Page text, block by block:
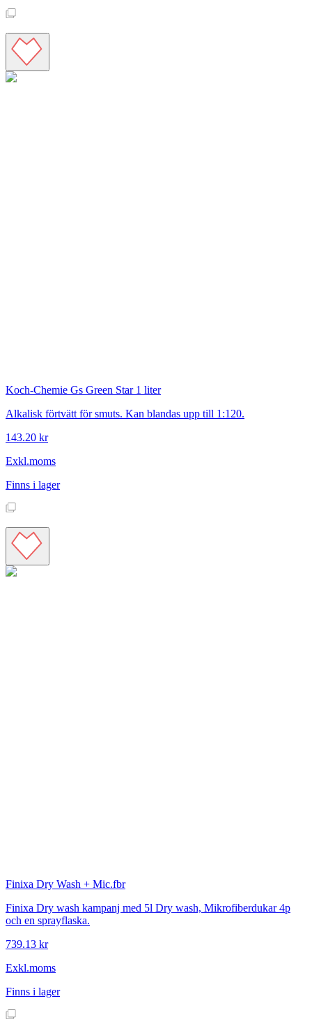
Koch-Chemie Gs Green Star 1 liter
Alkalisk förtvätt för smuts. Kan blandas upp till 1:120.
143.20 kr
Exkl.moms
Finns i lager
Finixa Dry Wash + Mic.fbr
Finixa Dry wash kampanj med 5l Dry wash, Mikrofiberdukar 4p
och en sprayflaska.
739.13 kr
Exkl.moms
Finns i lager